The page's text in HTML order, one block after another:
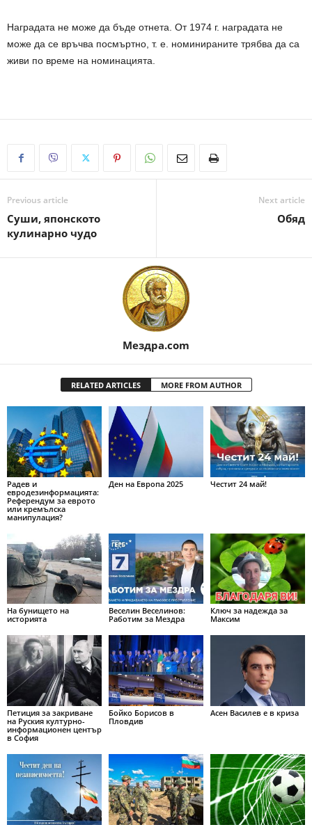
Наградата не може да бъде отнета. От 1974 г. наградата не
може да се връчва посмъртно, т. е. номинираните трябва да са
живи по време на номинацията.
Previous article
Суши, японското
кулинарно чудо
Next article
Обяд
Мездра.com
RELATED ARTICLES MORE FROM AUTHOR
Радев и
евродезинформацията:
Референдум за еврото
или кремълска
манипулация?
Ден на Европа 2025 Честит 24 май!
На бунището на
историята
Веселин Веселинов:
Работим за Мездра
Ключ за надежда за
Максим
Петиция за закриване
на Руския културно-
информационен център
в София
Бойко Борисов в
Пловдив
Асен Василев е в криза